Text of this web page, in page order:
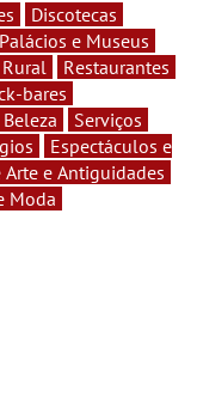
Discotecas
Palácios e Museus
Restaurantes
bares
Serviços
Espectáculos e
Arte e Antiguidades
Moda